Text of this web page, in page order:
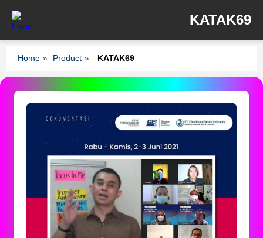
KATAK69
Home » Product » KATAK69